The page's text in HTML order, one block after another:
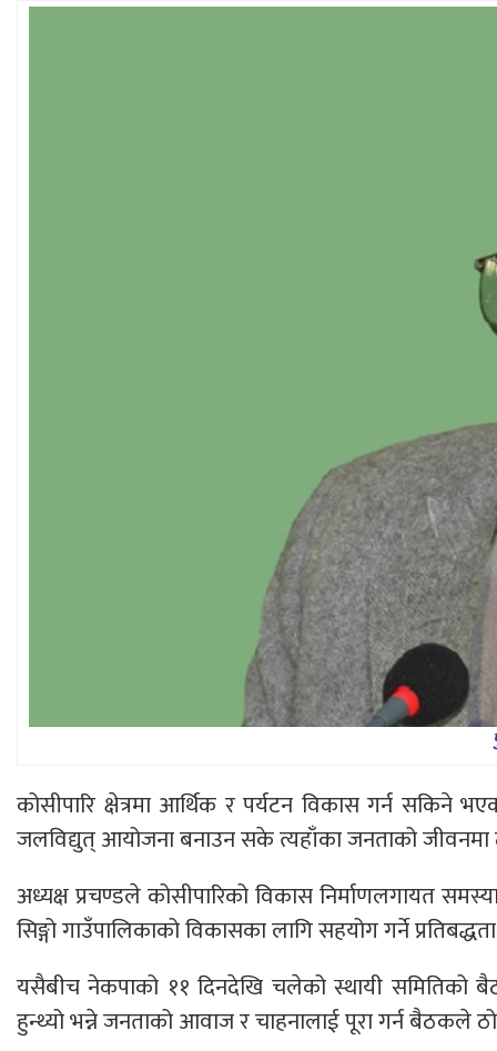
कोसीपारि क्षेत्रमा आर्थिक र पर्यटन विकास गर्न सकिने
जलविद्युत् आयोजना बनाउन सके त्यहाँका जनताको जीवनमा
अध्यक्ष प्रचण्डले कोसीपारिको विकास निर्माणलगायत
सिङ्गो गाउँपालिकाको विकासका लागि सहयोग गर्ने
यसैबीच नेकपाको ११ दिनदेखि चलेको स्थायी समितिको
हुन्थ्यो भन्ने जनताको आवाज र चाहनालाई पूरा गर्न बैठकले